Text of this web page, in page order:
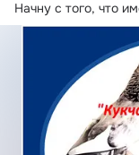
Начну с того, что